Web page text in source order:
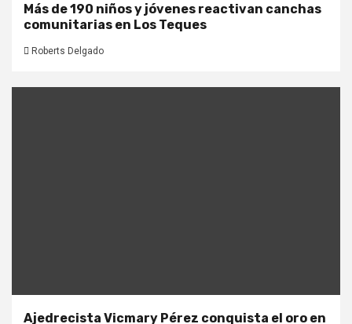
Más de 190 niños y jóvenes reactivan canchas
comunitarias en Los Teques
Roberts Delgado
Ajedrecista Vicmary Pérez conquista el oro en